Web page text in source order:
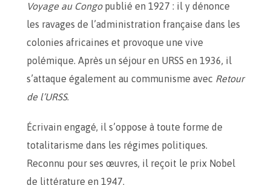
Voyage au Congopublié en 1927 : il y dénonce
les ravages de l’administration française dans les
colonies africaines et provoque une vive
polémique. Après un séjour en URSS en 1936, il
s’attaque également au communisme avec Retour
de l’URSS.
Écrivain engagé, il s’oppose à toute forme de
totalitarisme dans les régimes politiques.
Reconnu pour ses œuvres, il reçoit le prix Nobel
de littérature en 1947.